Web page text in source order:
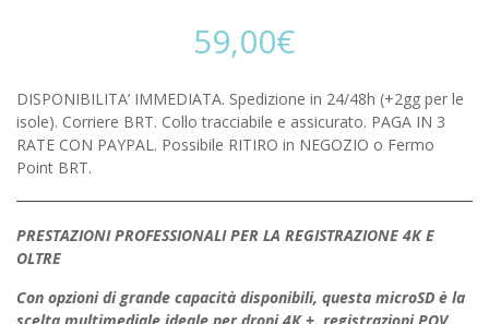
59,00€
DISPONIBILITA’ IMMEDIATA. Spedizione in 24/48h (+2gg per le
isole). Corriere BRT. Collo tracciabile e assicurato. PAGA IN 3
RATE CON PAYPAL. Possibile RITIRO in NEGOZIO o Fermo
Point BRT.
PRESTAZIONI PROFESSIONALI PER LA REGISTRAZIONE 4K E
OLTRE
Con opzioni di grande capacità disponibili, questa microSD è la